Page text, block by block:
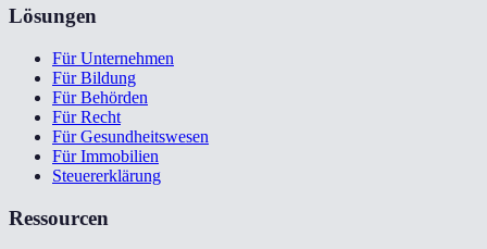
Lösungen
Für Unternehmen
Für Bildung
Für Behörden
Für Recht
Für Gesundheitswesen
Für Immobilien
Steuererklärung
Ressourcen